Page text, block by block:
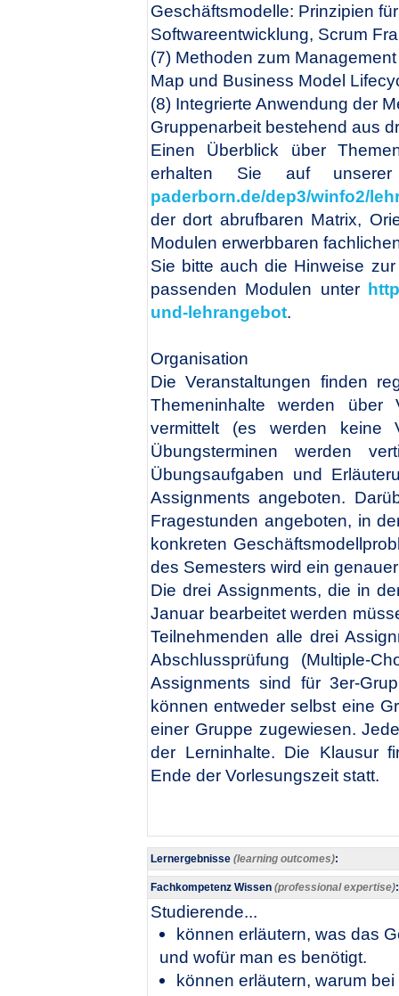
Geschäftsmodelle: Prinzipien
Softwareentwicklung, Scrum
(7) Methoden zum
Map und Business Model
(8) Integrierte Anwendung der
Gruppenarbeit bestehend aus
Einen Überblick über
erhalten Sie auf unserer
paderborn.de/dep3/winfo2/
der dort abrufbaren Matrix,
Modulen erwerbbaren
Sie bitte auch die Hinweise
passenden Modulen unter
und-lehrangebot.
Organisation
Die Veranstaltungen finden
Themeninhalte werden
vermittelt (es werden keine
Übungsterminen werden
Übungsaufgaben und
Assignments angeboten.
Fragestunden angeboten, in
konkreten
des Semesters wird ein
Die drei Assignments, die in
Januar bearbeitet werden
Teilnehmenden alle drei
Abschlussprüfung (Multiple-
Assignments sind für 3er-
können entweder selbst eine
einer Gruppe zugewiesen.
der Lerninhalte. Die Klausur
Ende der Vorlesungszeit statt.​
Lernergebnisse (learning outcomes):
Fachkompetenz Wissen (professional expertise):
Studierende...
können erläutern, was das
und wofür man es benötigt.
können erläutern, warum